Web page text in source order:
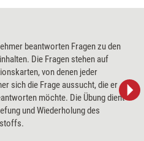
beantworten Fragen zu den
Die Fragen stehen auf
von denen jeder
sich die Frage aussucht, die er
möchte. Die Übung dient
und Wiederholung des